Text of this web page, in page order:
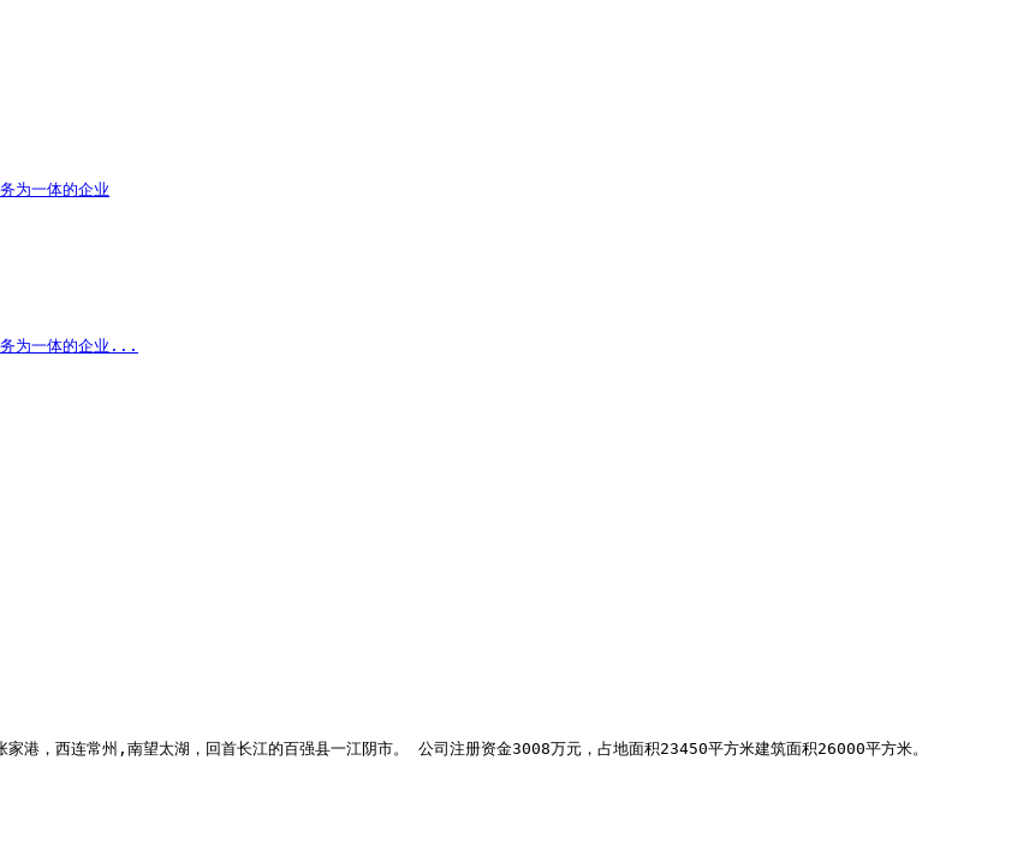
为一体的企业
务为一体的企业...
港，西连常州,南望太湖，回首长江的百强县一江阴市。 公司注册资金3008万元，占地面积23450平方米建筑面积26000平方米。